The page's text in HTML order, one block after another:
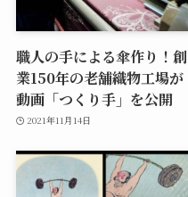
職人の手による傘作り！創
業150年の老舗織物工場が
動画「つくり手」を公開
2021年11月14日